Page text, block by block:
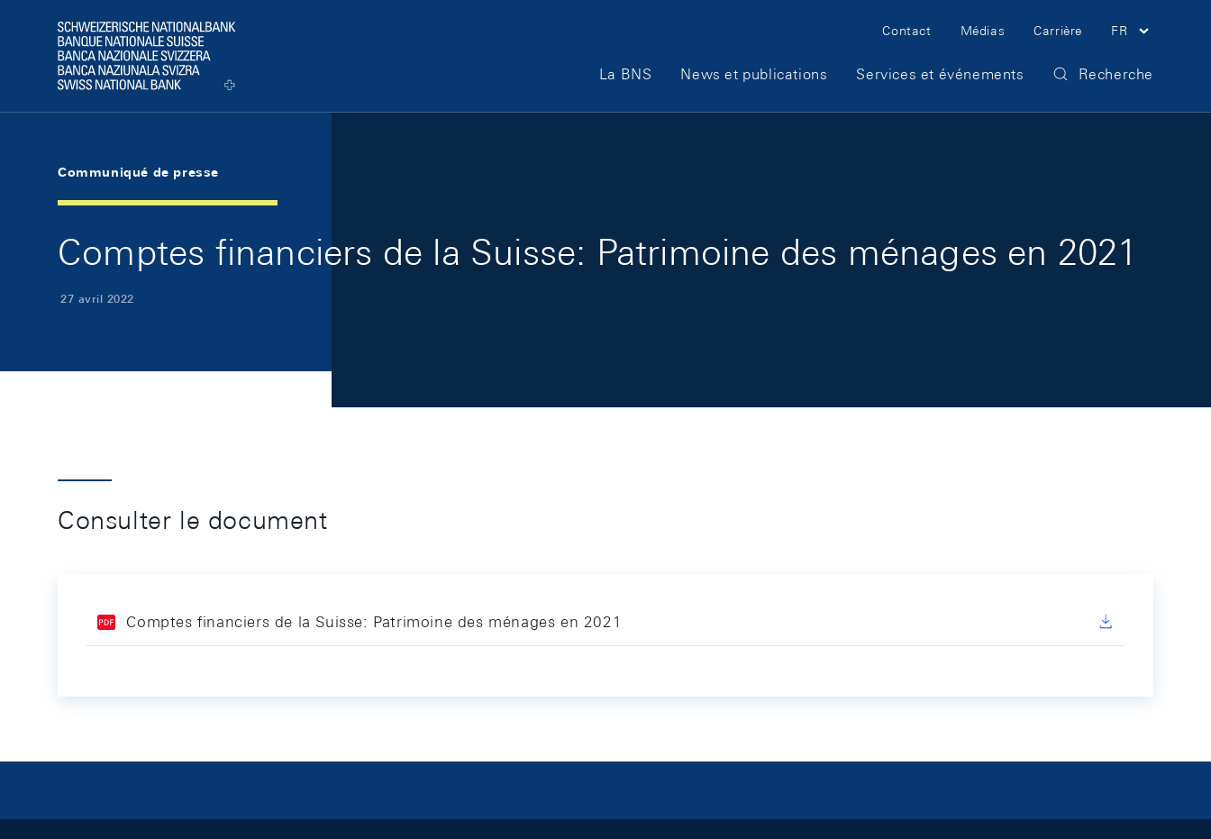
Logo
Meta Navigation
Contact Médias Carrière FR
Main Navigation
La BNS News et publications Services et événements Recherche
Communiqué de presse
Comptes financiers de la Suisse: Patrimoine des ménages en 2021
27 avril 2022
Consulter le document
Comptes financiers de la Suisse: Patrimoine des ménages en 2021